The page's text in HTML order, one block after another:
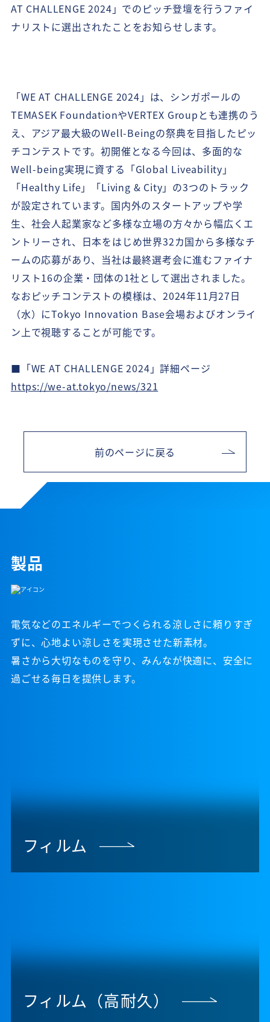
AT CHALLENGE 2024」でのピッチ登壇を行うファイ
ナリストに選出されたことをお知らせします。
「WE AT CHALLENGE 2024」は、シンガポールの
TEMASEK FoundationやVERTEX Groupとも連携のう
え、アジア最大級のWell-Beingの祭典を目指したピッ
チコンテストです。初開催となる今回は、多面的な
Well-being実現に資する「Global Liveability」
「Healthy Life」「Living & City」の3つのトラック
が設定されています。国内外のスタートアップや学
生、社会人起業家など多様な立場の方々から幅広くエ
ントリーされ、日本をはじめ世界32カ国から多様なチ
ームの応募があり、当社は最終選考会に進むファイナ
リスト16の企業・団体の1社として選出されました。
なおピッチコンテストの模様は、2024年11月27日
（水）にTokyo Innovation Base会場およびオンライ
ン上で視聴することが可能です。
■「WE AT CHALLENGE 2024」詳細ページ
https://we-at.tokyo/news/321
前のページに戻る
製品
電気などのエネルギーでつくられる涼しさに頼りすぎ
ずに、心地よい涼しさを実現させた新素材。
暑さから大切なものを守り、みんなが快適に、安全に
過ごせる毎日を提供します。
フィルム
フィルム（高耐久）